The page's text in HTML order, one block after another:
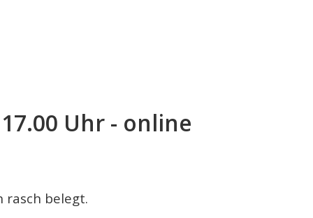
Uhr - online
rasch belegt.